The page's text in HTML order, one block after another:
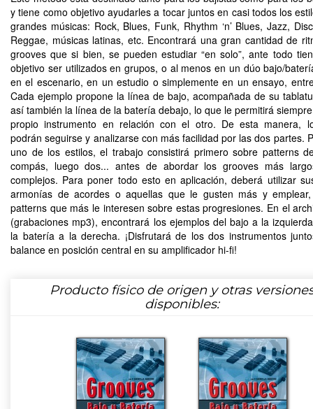
y tiene como objetivo ayudarles a tocar juntos en casi todos los
grandes músicas: Rock, Blues, Funk, Rhythm ‘n’ Blues, Jazz,
Reggae, músicas latinas, etc. Encontrará una gran cantidad de
grooves que si bien, se pueden estudiar “en solo”, ante todo
objetivo ser utilizados en grupos, o al menos en un dúo bajo/
en el escenario, en un estudio o simplemente en un ensayo,
Cada ejemplo propone la línea de bajo, acompañada de su
así también la línea de la batería debajo, lo que le permitirá
propio instrumento en relación con el otro. De esta manera,
podrán seguirse y analizarse con más facilidad por las dos partes.
uno de los estilos, el trabajo consistirá primero sobre patterns
compás, luego dos... antes de abordar los grooves más
complejos. Para poner todo esto en aplicación, deberá utilizar
armonías de acordes o aquellas que le gusten más y
patterns que más le interesen sobre estas progresiones. En el
(grabaciones mp3), encontrará los ejemplos del bajo a la
la batería a la derecha. ¡Disfrutará de los dos instrumentos
balance en posición central en su amplificador hi-fi!
Producto físico de origen y otras
disponibles: